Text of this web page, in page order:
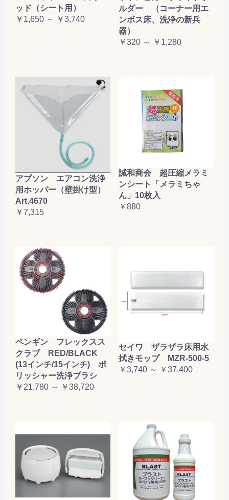
ッド（シート用）
￥1,650 ～ ￥3,740
ルダー （コーナー用エ
ンボス床、洗浄の新兵
器）
￥320 ～ ￥1,280
アプソン エアコン洗浄
用ホッパー（壁掛け型）
Art.4670
￥7,315
誠和商会 超圧縮メラミ
ンシート「メラミちゃ
ん」10枚入
￥880
ペンギン フレックスス
クラブ RED/BLACK
(13インチ/15インチ) ポ
リッシャー洗浄ブラシ
￥21,780 ～ ￥38,720
セイワ ザラザラ床用水
拭きモップ MZR-500-5
￥3,740 ～ ￥37,400